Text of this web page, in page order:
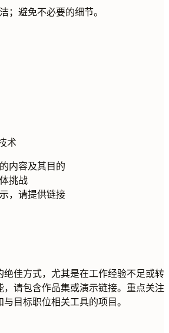
；避免不必要的细节。
术
内容及其目的
挑战
，请提供链接
佳方式，尤其是在工作经验不足或转
请包含作品集或演示链接。重点关注
目标职位相关工具的项目。